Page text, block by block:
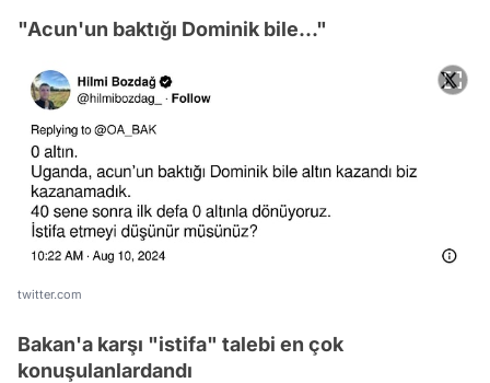
"Acun'un baktığı Dominik bile..."
twitter.com
Bakan'a karşı "istifa" talebi en çok
konuşulanlardandı